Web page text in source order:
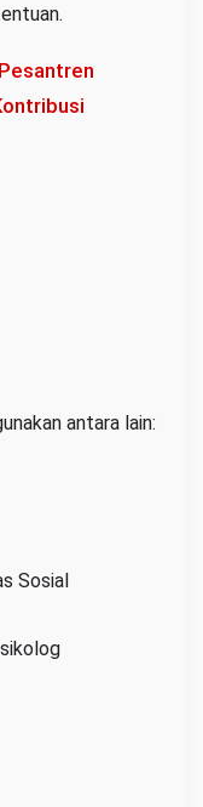
antara lain:
Sosial